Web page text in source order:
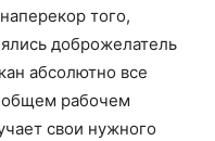
того,
доброжелатель
абсолютно все
общем рабочем
свои нужного